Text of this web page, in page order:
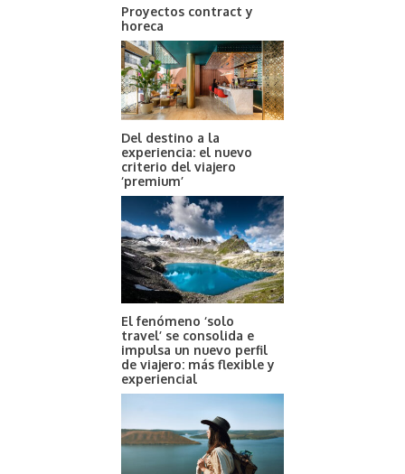
Proyectos contract y
horeca
Del destino a la
experiencia: el nuevo
criterio del viajero
‘premium’
El fenómeno ‘solo
travel’ se consolida e
impulsa un nuevo perfil
de viajero: más flexible y
experiencial